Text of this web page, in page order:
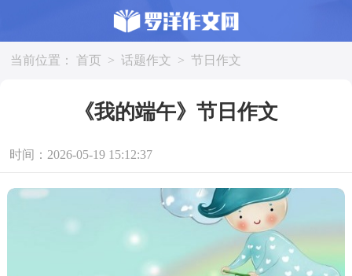
当前位置： 首页 > 话题作文 > 节日作文
《我的端午》节日作文
时间：2026-05-19 15:12:37